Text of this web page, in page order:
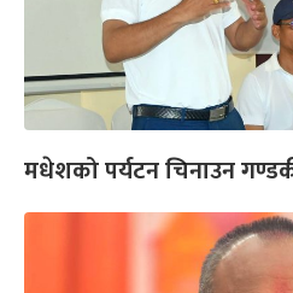
मधेशको पर्यटन चिनाउन